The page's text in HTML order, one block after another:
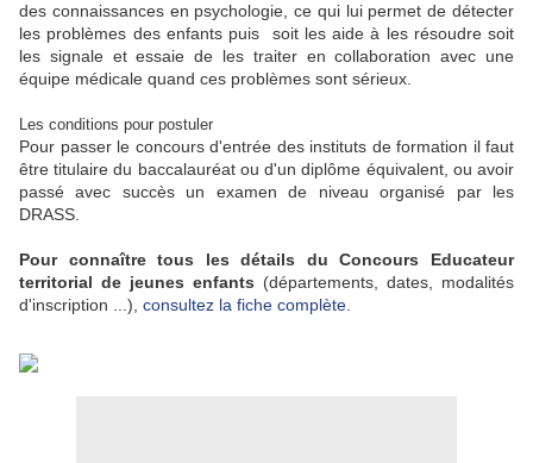
des connaissances en psychologie, ce qui lui permet de détecter
les problèmes des enfants puis soit les aide à les résoudre soit
les signale et essaie de les traiter en collaboration avec une
équipe médicale quand ces problèmes sont sérieux.
Les conditions pour postuler
Pour passer le concours d'entrée des instituts de formation il faut
être titulaire du baccalauréat ou d'un diplôme équivalent, ou avoir
passé avec succès un examen de niveau organisé par les
DRASS.
Pour connaître tous les détails du Concours Educateur
territorial de jeunes enfants (départements, dates, modalités
d'inscription ...), consultez la fiche complète